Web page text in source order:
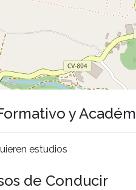
y
estudios
de Conducir